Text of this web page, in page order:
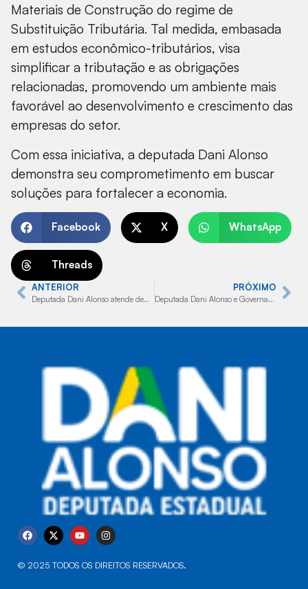
Materiais de Construção do regime de
Substituição Tributária. Tal medida, embasada
em estudos econômico-tributários, visa
simplificar a tributação e as obrigações
relacionadas, promovendo um ambiente mais
favorável ao desenvolvimento e crescimento das
empresas do setor.
Com essa iniciativa, a deputada Dani Alonso
demonstra seu comprometimento em buscar
soluções para fortalecer a economia.
Facebook X WhatsApp
Threads
ANTERIOR
Deputada Dani Alonso atende demandas do setor de material para construção no Encontro FEBRAMAT 2023
PRÓXIMO
Deputada Dani Alonso e Governador Tarcísio de Freitas unem esforços em conquistas econômicas para São Paulo
© 2025 TODOS OS DIREITOS RESERVADOS.